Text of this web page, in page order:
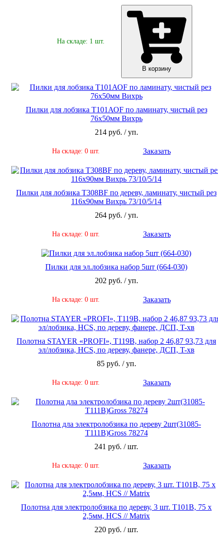
На складе: 1 шт.
В корзину
Пилки для лобзика Т101АОF по ламинату, чистый рез
76х50мм Вихрь
214 руб. / уп.
На складе: 0 шт. Заказать
Пилки для лобзика Т308ВF по дереву, ламинату, чистый рез
116х90мм Вихрь 73/10/5/14
264 руб. / уп.
На складе: 0 шт. Заказать
Пилки для эл.лобзика набор 5шт (664-030)
202 руб. / уп.
На складе: 0 шт. Заказать
Полотна STAYER «PROFI», T119B, набор 2 46,87 93,73 для
эл/лобзика, HCS, по дереву, фанере, ДСП, T-хв
85 руб. / уп.
На складе: 0 шт. Заказать
Полотна дла электролобзика по дереву 2шт(31085-
Т111В)Gross 78274
241 руб. / шт.
На складе: 0 шт. Заказать
Полотна для электролобзика по дереву, 3 шт. T101B, 75 х
2,5мм, HCS // Matrix
220 руб. / шт.